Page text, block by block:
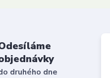
druhého dne